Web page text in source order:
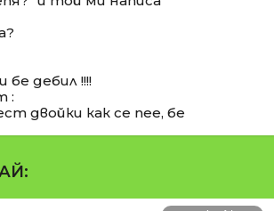
бе дебил !!!!
:
двойки как се пее, бе